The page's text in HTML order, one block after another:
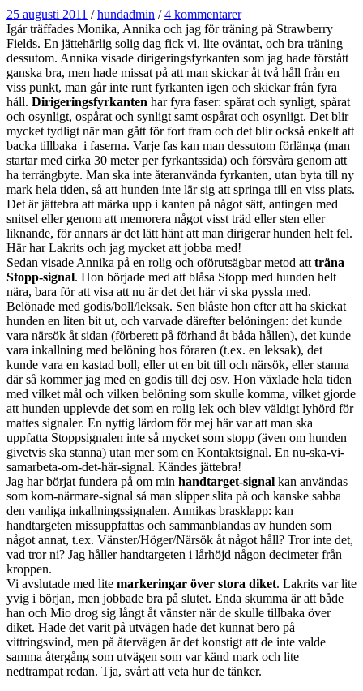
25 augusti 2011 /hundadmin /4 kommentarer
Igår träffades Monika, Annika och jag för träning på Strawberry
Fields. En jättehärlig solig dag fick vi, lite oväntat, och bra träning
dessutom. Annika visade dirigeringsfyrkanten som jag hade förstått
ganska bra, men hade missat på att man skickar åt två håll från en
viss punkt, man går inte runt fyrkanten igen och skickar från fyra
håll. Dirigeringsfyrkanten har fyra faser: spårat och synligt, spårat
och osynligt, ospårat och synligt samt ospårat och osynligt. Det blir
mycket tydligt när man gått för fort fram och det blir också enkelt att
backa tillbaka i faserna. Varje fas kan man dessutom förlänga (man
startar med cirka 30 meter per fyrkantssida) och försvåra genom att
ha terrängbyte. Man ska inte återanvända fyrkanten, utan byta till ny
mark hela tiden, så att hunden inte lär sig att springa till en viss plats.
Det är jättebra att märka upp i kanten på något sätt, antingen med
snitsel eller genom att memorera något visst träd eller sten eller
liknande, för annars är det lätt hänt att man dirigerar hunden helt fel.
Här har Lakrits och jag mycket att jobba med!
Sedan visade Annika på en rolig och oförutsägbar metod attträna
Stopp-signal. Hon började med att blåsa Stopp med hunden helt
nära, bara för att visa att nu är det det här vi ska pyssla med.
Belönade med godis/boll/leksak. Sen blåste hon efter att ha skickat
hunden en liten bit ut, och varvade därefter belöningen: det kunde
vara närsök åt sidan (förberett på förhand åt båda hållen), det kunde
vara inkallning med belöning hos föraren (t.ex. en leksak), det
kunde vara en kastad boll, eller ut en bit till och närsök, eller stanna
där så kommer jag med en godis till dej osv. Hon växlade hela tiden
med vilket mål och vilken belöning som skulle komma, vilket gjorde
att hunden upplevde det som en rolig lek och blev väldigt lyhörd för
mattes signaler. En nyttig lärdom för mej här var att man ska
uppfatta Stoppsignalen inte så mycket som stopp (även om hunden
givetvis ska stanna) utan mer som en Kontaktsignal. En nu-ska-vi-
samarbeta-om-det-här-signal. Kändes jättebra!
Jag har börjat fundera på om min handtarget-signal kan användas
som kom-närmare-signal så man slipper slita på och kanske sabba
den vanliga inkallningssignalen. Annikas brasklapp: kan
handtargeten missuppfattas och sammanblandas av hunden som
något annat, t.ex. Vänster/Höger/Närsök åt något håll? Tror inte det,
vad tror ni? Jag håller handtargeten i lårhöjd någon decimeter från
kroppen.
Vi avslutade med lite markeringar över stora diket. Lakrits var lite
yvig i början, men jobbade bra på slutet. Enda skumma är att både
han och Mio drog sig långt åt vänster när de skulle tillbaka över
diket. Hade det varit på utvägen hade det kunnat bero på
vittringsvind, men på återvägen är det konstigt att de inte valde
samma återgång som utvägen som var känd mark och lite
nedtrampat redan. Tja, svårt att veta hur de tänker.